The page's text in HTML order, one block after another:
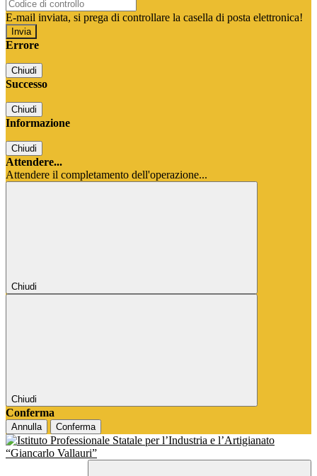
E-mail inviata, si prega di controllare la casella di posta elettronica!
Errore
Chiudi
Successo
Chiudi
Informazione
Chiudi
Attendere...
Attendere il completamento dell'operazione...
Chiudi
Chiudi
Conferma
Annulla Conferma